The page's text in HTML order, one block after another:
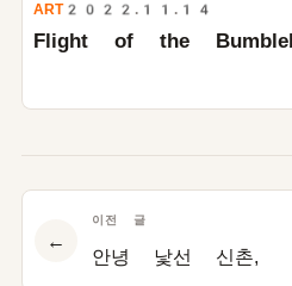
ART2022.11.14
Flight of the
←
이전 글
안녕 낯선 신촌,